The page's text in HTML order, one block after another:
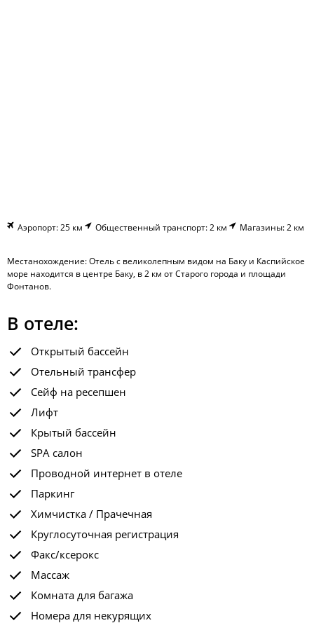
Аэропорт: 25 км Общественный транспорт: 2 км Магазины: 2 км
Местанохождение: Отель с великолепным видом на Баку и Каспийское
море находится в центре Баку, в 2 км от Старого города и площади
Фонтанов.
В отеле:
Открытый бассейн
Отельный трансфер
Сейф на ресепшен
Лифт
Крытый бассейн
SPA салон
Проводной интернет в отеле
Паркинг
Химчистка / Прачечная
Круглосуточная регистрация
Факс/ксерокс
Массаж
Комната для багажа
Номера для некурящих